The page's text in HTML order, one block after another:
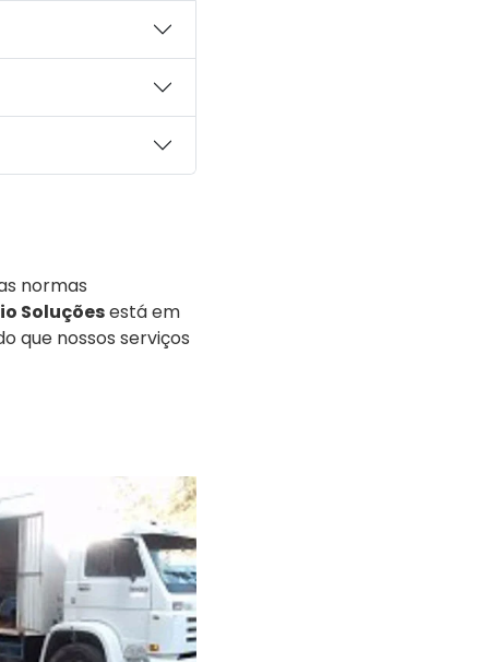
normas
Soluçõesestá em
que nossos serviços